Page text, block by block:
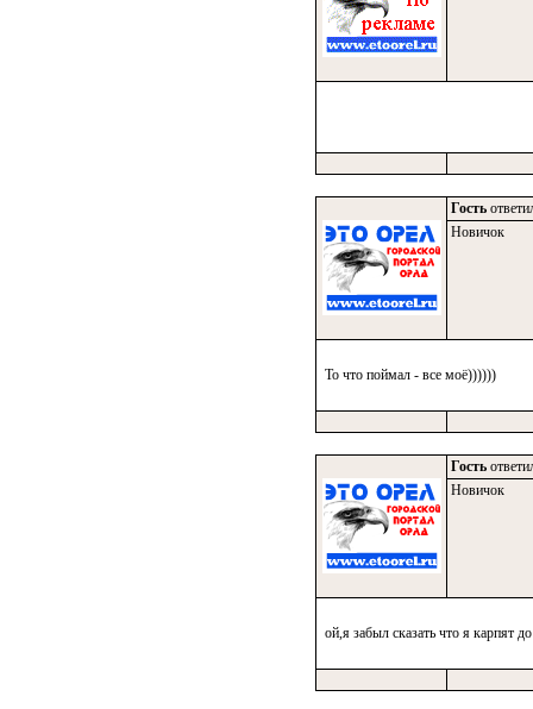
Гость
Новичок
То что поймал - все моё))))))
Гость
Новичок
ой,я забыл сказать что я карпят